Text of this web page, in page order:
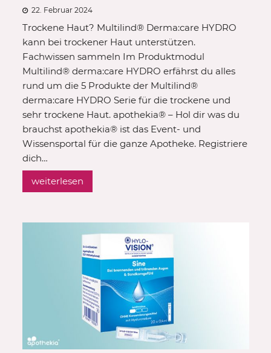
22. Februar 2024
Trockene Haut? Multilind® Derma:care HYDRO
kann bei trockener Haut unterstützen.
Fachwissen sammeln Im Produktmodul
Multilind® derma:care HYDRO erfährst du alles
rund um die 5 Produkte der Multilind®
derma:care HYDRO Serie für die trockene und
sehr trockene Haut. apothekia® – Hol dir was du
brauchst apothekia® ist das Event- und
Wissensportal für die ganze Apotheke. Registriere
dich…
weiterlesen